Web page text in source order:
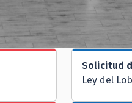
Solicitud
Ley del